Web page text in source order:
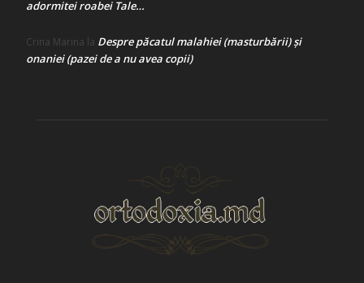
adormitei roabei Tale…
Crina Marina la Despre păcatul malahiei (masturbării) şi
onaniei (pazei de a nu avea copii)